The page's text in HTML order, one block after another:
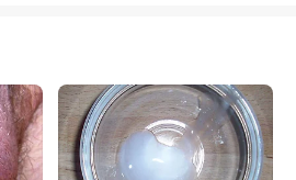
높은 환자들에게 전
견되는 경우 보통은 대
환자 입장에서는 암이
묻고, 나 역시 내가 알고
면서 열심히 설명하여,
가 대형병원에서 잘 ..